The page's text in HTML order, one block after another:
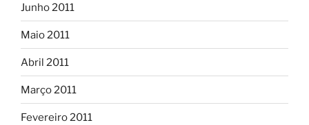
Junho 2011
Maio 2011
Abril 2011
Março 2011
Fevereiro 2011